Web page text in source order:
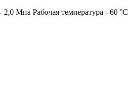
Мпа Рабочая температура - 60 °С